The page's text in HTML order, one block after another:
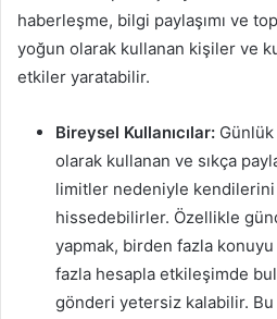
haberleşme, bilgi paylaşımı ve
yoğun olarak kullanan kişiler ve
etkiler yaratabilir.
Bireysel Kullanıcılar: Günlük
olarak kullanan ve sıkça
limitler nedeniyle kendilerini
hissedebilirler. Özellikle
yapmak, birden fazla
fazla hesapla etkileşimde
gönderi yetersiz kalabilir. Bu